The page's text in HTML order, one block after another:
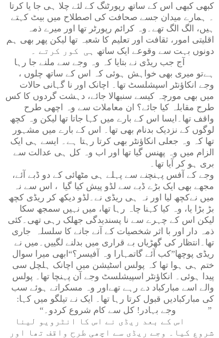
کبھی کبھی اس کے ساتھ رپورٹنگ کے لئے چلا ہی جا یا کرتا
۔ ہمارے میدان جسے صحافت کی اصطلاح میں بیٹ کہتے
ہیں، الگ الگ تھے۔وہ کرائم رپورٹر تھا اور میرے ذمہ
اقلیتی امور، ثقافت اور تعلیم کا شعبہ تھا لیکن پھر بھی ہم
دونوں بہت سے وقوعے ایک ساتھ ہی
کور کرتے ۔
آج جب ریڈی نے بتایا کہ وہ وجے سے ملنے جا رہا
ہےتو میری بھی خواہش ہوئی کہ اس کے ساتھ چلوں ،
وجے انکاؤنٹر اسپشلسٹ تھا۔ اچانک اور نا گہانی حالات
میں بھی مورچہ کیسے سنبھالا جائے، دہشت گردوں کا کس
طرح مقابلہ کیا جائے؟ ان معاملات سے وہ اچھی طرح
واقف تھا۔ایسا اس کے بارے میں کہا جاتا تھا لیکن وہ کچھ
لوگوں کے نزدیک بدنام بھی تھا۔ اس کے بارے میں مشہور
تھا کہ وہ جعلی انکاؤنٹر بھی کرتا رہتا ہے۔ ایسے ہی ایک
الزام میں وہ پھنس گیا تھا اور اب وہ کل ہی عدالت سے
بری ہو کر آیا تھا۔
وجے کے آفس پہنچنے سے پہلے ہی مٹھائی کے دو ڈبے آئے،
مجھے بھی ایک بڑے ڈبے سے لڈو پیش کیا گیا ، اس سے نہ
میں نےکچھ لیا اور نہ ہی ریڈی نے۔لڈو دیکھ کر ریڈی کچھ
بڑ بڑا یا، وہ کیا کہنا چاہ رہا تھا، میں نہیں سمجھ سکا
لیکن اس کے چہرے سے نا پسندیدگی جھلک رہی تھی۔کئی
ذمہ دار اور با اثر شخصیات کے آنے جانے کا سلسلہ جاری
تھا۔انتظار کی گھڑیاں بے قراری میں بدلنے لگییں۔میں نے
ریڈی پوچھا”کب آئے گاتمہارا وہ آفیسر؟“ابھی میرا سوال
ختم ہی ہوا تھا کہ پولس اسٹیشن میں اچانک ہلچل سی
پیدا ہوئی۔ انکاؤنٹر اسپیشلسٹ وجے آن پہنچا تھا۔ پولس
والے اسے مبارکباد دے رہے تھےاور وہ مسکراتے ہوئے سب
کی مبارکبادیں قبول کرتا رہا تھا۔ ایک نے تیلگو میں کہا:
” وجے بہادر! کل سے کام شروع کردو۔ “
اس کے بعد ریڈی نے اس کا انٹرویو لینا
شروع کیا۔ وجے ریڈی سے اچھی طرح واقف تھا اور